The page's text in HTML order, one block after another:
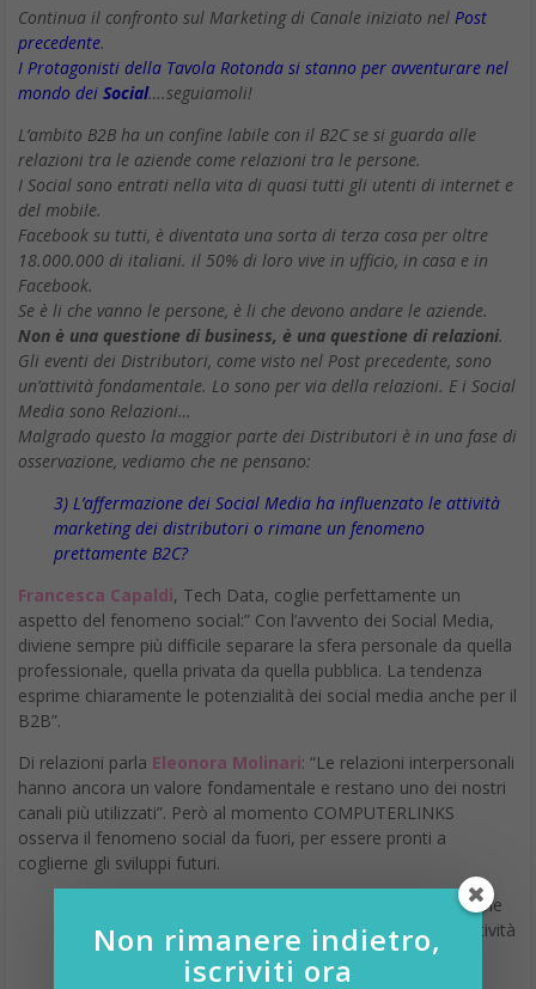
Continua il confronto sul Marketing di Canale iniziato nel Post
precedente.
I Protagonisti della Tavola Rotonda si stanno per avventurare nel
mondo dei Social….seguiamoli!
L’ambito B2B ha un confine labile con il B2C se si guarda alle
relazioni tra le aziende come relazioni tra le persone.
I Social sono entrati nella vita di quasi tutti gli utenti di internet e
del mobile.
Facebook su tutti, è diventata una sorta di terza casa per oltre
18.000.000 di italiani. il 50% di loro vive in ufficio, in casa e in
Facebook.
Se è li che vanno le persone, è li che devono andare le aziende.
Non è una questione di business, è una questione di relazioni.
Gli eventi dei Distributori, come visto nel Post precedente, sono
un’attività fondamentale. Lo sono per via della relazioni. E i Social
Media sono Relazioni…
Malgrado questo la maggior parte dei Distributori è in una fase di
osservazione, vediamo che ne pensano:
3) L’affermazione dei Social Media ha influenzato le attività
marketing dei distributori o rimane un fenomeno
prettamente B2C?
Francesca Capaldi, Tech Data, coglie perfettamente un
aspetto del fenomeno social:” Con l’avvento dei Social Media,
diviene sempre più difficile separare la sfera personale da quella
professionale, quella privata da quella pubblica. La tendenza
esprime chiaramente le potenzialità dei social media anche per il
B2B”.
Di relazioni parla Eleonora Molinari: “Le relazioni interpersonali
hanno ancora un valore fondamentale e restano uno dei nostri
canali più utilizzati”. Però al momento COMPUTERLINKS
osserva il fenomeno social da fuori, per essere pronti a
coglierne gli sviluppi futuri.
valorizza i Social: “Non c’è dubbio alcuno che
tale affermazione abbia influenzato le nostre e altrui attività
di marketing..”
Parlando di influenza dei Social, Aliasaccenna ad un
Non rimanere indietro,
iscriviti ora